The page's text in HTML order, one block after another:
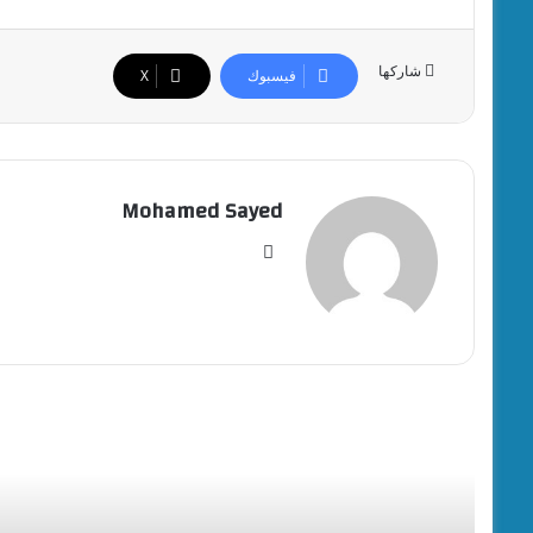
شاركها فيسبوك ‫X
Mohamed Sayed